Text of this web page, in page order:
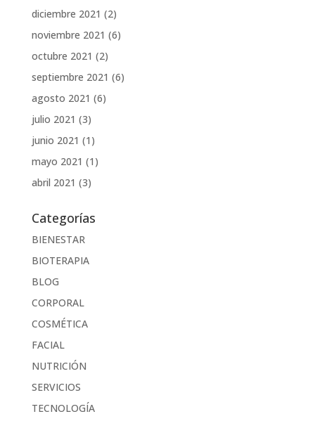
diciembre 2021 (2)
noviembre 2021 (6)
octubre 2021 (2)
septiembre 2021 (6)
agosto 2021 (6)
julio 2021 (3)
junio 2021 (1)
mayo 2021 (1)
abril 2021 (3)
Categorías
BIENESTAR
BIOTERAPIA
BLOG
CORPORAL
COSMÉTICA
FACIAL
NUTRICIÓN
SERVICIOS
TECNOLOGÍA